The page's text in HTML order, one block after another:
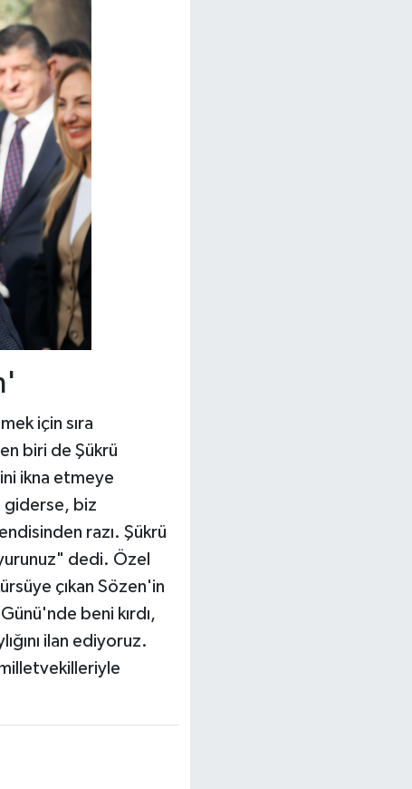
için sıra
biri de Şükrü
ikna etmeye
giderse, biz
razı. Şükrü
dedi. Özel
çıkan Sözen'in
beni kırdı,
ilan ediyoruz.